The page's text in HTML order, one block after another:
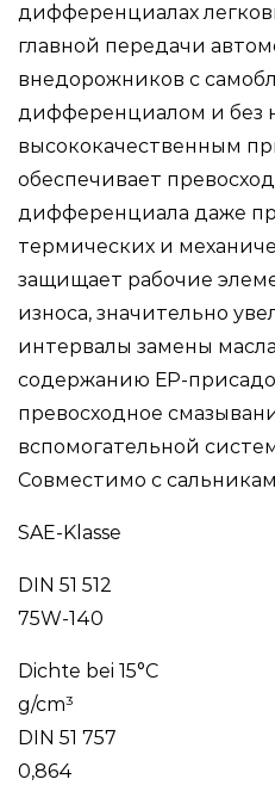
дифференциалах
главной передачи
внедорожников с
дифференциалом и без
высококачественным
обеспечивает
дифференциала даже
термических и
защищает рабочие
износа, значительно
интервалы замены
содержанию ЕР-
превосходное
вспомогательной
Совместимо с
SAE-Klasse
DIN 51 512
75W-140
Dichte bei 15°C
g/cm³
DIN 51 757
0,864